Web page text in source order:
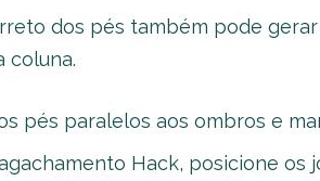
dos pés também pode
coluna.
pés paralelos aos ombros e
Hack, posicione os